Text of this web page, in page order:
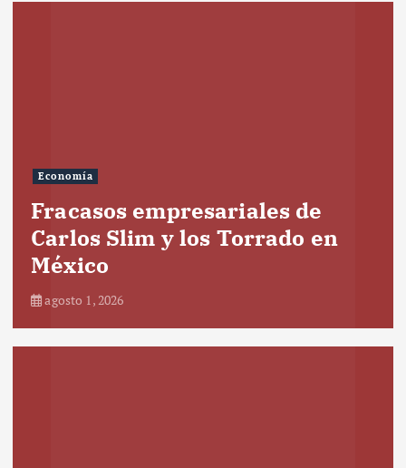
Economía
Fracasos empresariales de
Carlos Slim y los Torrado en
México
agosto 1, 2026